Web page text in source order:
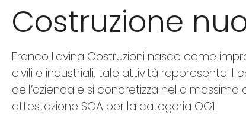
Costruzione
Franco Lavina Costruzioni nasce come
civili e industriali, tale attività rappresenta il
dell’azienda e si concretizza nella massima
attestazione SOA per la categoria OG1.